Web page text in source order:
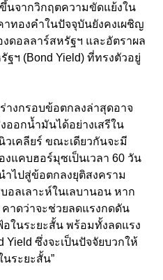
นจากวิกฤตความขัดแย้งใน
ทองคำในปัจจุบันยังคงเผชิญ
ดอลลาร์สหรัฐฯ และอัตราผล
ฯ (Bond Yield) ที่ทรงตัวอยู่
างกรอบข้อตกลงล่าสุดอาจ
ออกน้ำมันได้อย่างเสรีใน
วเคลียร์ ขณะเดียวกันจะมี
งแคบฮอร์มุซเป็นเวลา 60 วัน
ำไปสู่ข้อตกลงยุติสงคราม
อลเลาะห์ในเลบานอน หาก
าดว่าจะช่วยลดแรงกดดัน
อในระยะสั้น พร้อมทั้งลดแรง
ซึ่งจะเป็นปัจจัยบวกให้
ระยะสั้น”